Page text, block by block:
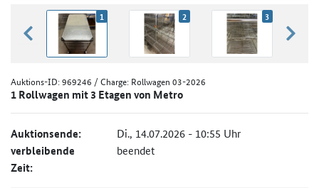
zurück blättern
1 2 3
Auktions-ID:969246 / Charge: Rollwagen 03-2026
1 Rollwagen mit 3 Etagen von Metro
Auktionsende: Di., 14.07.2026 - 10:55 Uhr
verbleibende
Zeit:
beendet